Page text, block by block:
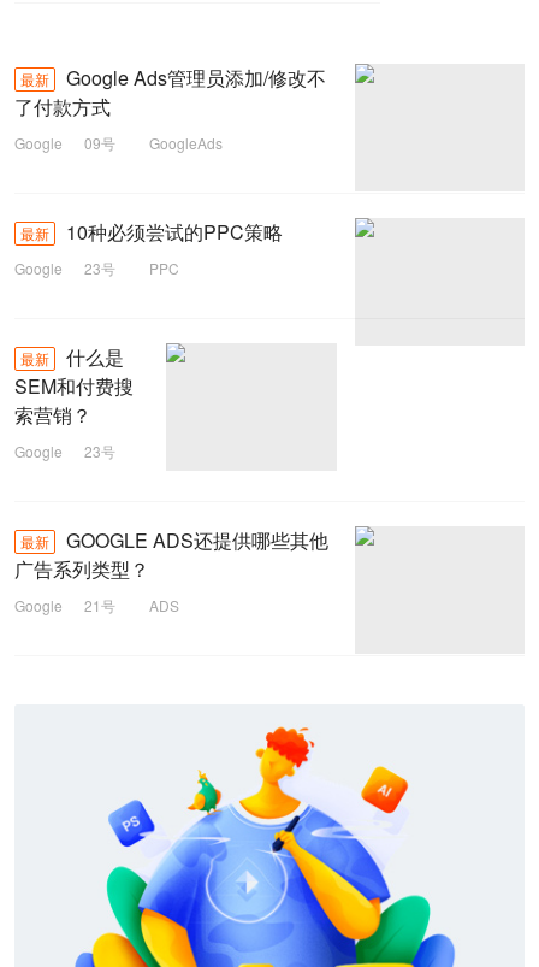
最新
Google Ads管理员添加/修改不
了付款方式
Google 09号 GoogleAds
最新 10种必须尝试的PPC策略
Google 23号 PPC
最新
什么是
SEM和付费搜
索营销？
Google
23号
最新
GOOGLE ADS还提供哪些其他
广告系列类型？
Google 21号 ADS